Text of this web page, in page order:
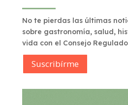
No te pierdas las últimas
sobre gastronomía, salud,
vida con el Consejo
Suscribírme